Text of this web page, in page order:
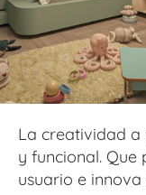
La creatividad a
y funcional. Que
usuario e